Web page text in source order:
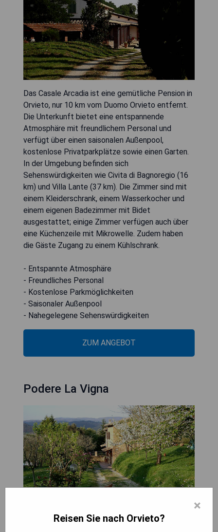
Das Casale Arcadia ist eine gemütliche Pension in
Orvieto, nur 10 km vom Duomo Orvieto entfernt.
Die Unterkunft bietet eine entspannende
Atmosphäre mit freundlichem Personal und
verfügt über einen saisonalen Außenpool,
kostenlose Privatparkplätze sowie einen Garten.
In der Umgebung befinden sich
Sehenswürdigkeiten wie Civita di Bagnoregio (16
km) und Villa Lante (37 km). Die Zimmer sind mit
einem Kleiderschrank, einem Wasserkocher und
einem eigenen Badezimmer mit Bidet
ausgestattet; einige Zimmer verfügen auch über
eine Küchenzeile mit Mikrowelle. Zudem haben
die Gäste Zugang zu einem Kühlschrank.
- Entspannte Atmosphäre
- Freundliches Personal
- Kostenlose Parkmöglichkeiten
- Saisonaler Außenpool
- Nahegelegene Sehenswürdigkeiten
ZUM ANGEBOT
Podere La Vigna
×
Reisen Sie nach Orvieto?